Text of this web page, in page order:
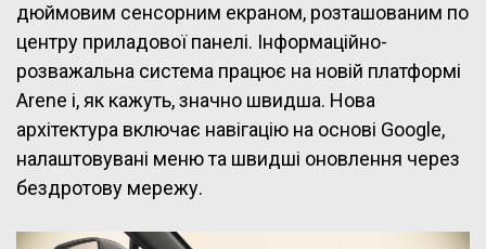
дюймовим сенсорним екраном, розташованим по
центру приладової панелі. Інформаційно-
розважальна система працює на новій платформі
Arene і, як кажуть, значно швидша. Нова
архітектура включає навігацію на основі Google,
налаштовувані меню та швидші оновлення через
бездротову мережу.